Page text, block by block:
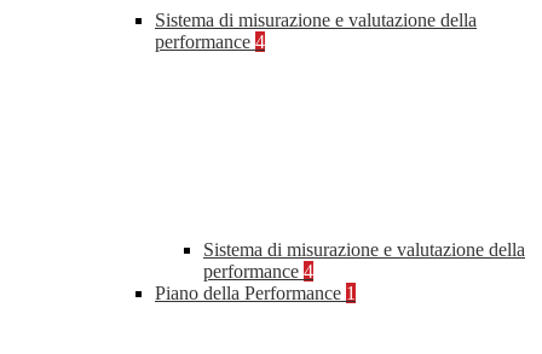
Sistema di misurazione e valutazione della
performance 4
Sistema di misurazione e valutazione della
performance 4
Piano della Performance 1